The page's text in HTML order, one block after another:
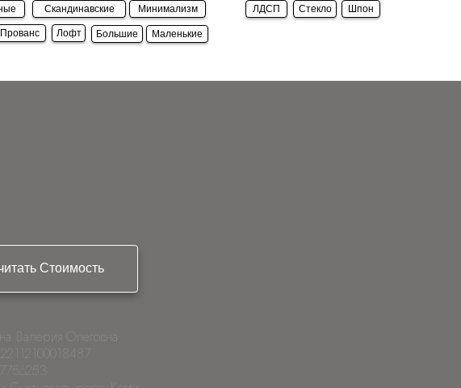
Лофт
Скандинавские ЛДСП Стекло Шпон
Прованс
Минимализм
Большие Маленькие
Стоимость
Валерия Олеговна